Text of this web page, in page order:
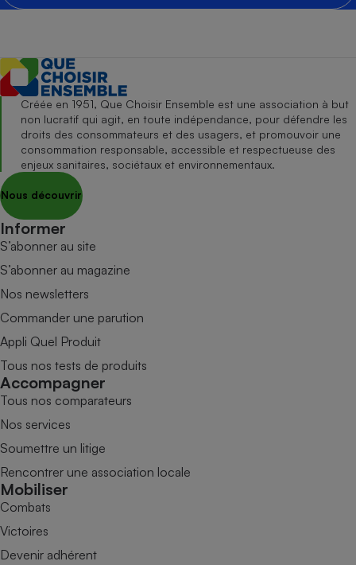
Créée en 1951, Que Choisir Ensemble est une association à but
non lucratif qui agit, en toute indépendance, pour défendre les
droits des consommateurs et des usagers, et promouvoir une
consommation responsable, accessible et respectueuse des
enjeux sanitaires, sociétaux et environnementaux.
Nous découvrir
Informer
S’abonner au site
S’abonner au magazine
Nos newsletters
Commander une parution
Appli Quel Produit
Tous nos tests de produits
Accompagner
Tous nos comparateurs
Nos services
Soumettre un litige
Rencontrer une association locale
Mobiliser
Combats
Victoires
Devenir adhérent